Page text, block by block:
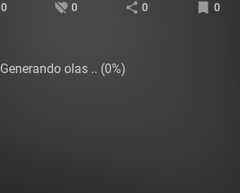
0 0 0 0
Generando olas .. (0%)